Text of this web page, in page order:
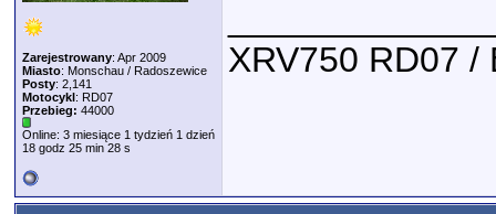
Zarejestrowany: Apr 2009
Miasto: Monschau / Radoszewice
Posty: 2,141
Motocykl: RD07
Przebieg: 44000
Online: 3 miesiące 1 tydzień 1 dzień
18 godz 25 min 28 s
XRV750 RD07 /